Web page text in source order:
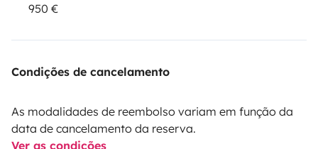
950 €
Condições de cancelamento
As modalidades de reembolso variam em função da
data de cancelamento da reserva.
Ver as condições